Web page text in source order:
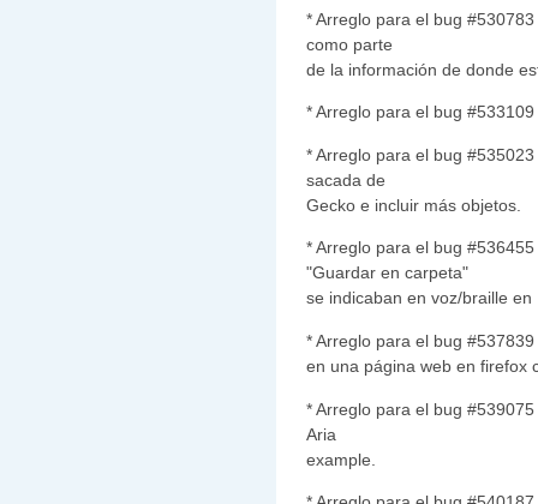
* Arreglo para el bug
como parte
de la información de donde
* Arreglo para el bug
* Arreglo para el bug
sacada de
Gecko e incluir más objetos.
* Arreglo para el bug
"Guardar en carpeta"
se indicaban en voz/braille
* Arreglo para el bug
en una página web en firefox
* Arreglo para el bug
Aria
example.